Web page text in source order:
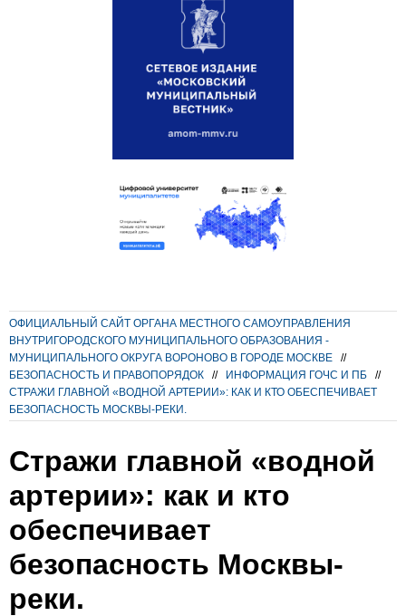
ОФИЦИАЛЬНЫЙ САЙТ ОРГАНА МЕСТНОГО САМОУПРАВЛЕНИЯ
ВНУТРИГОРОДСКОГО МУНИЦИПАЛЬНОГО ОБРАЗОВАНИЯ -
МУНИЦИПАЛЬНОГО ОКРУГА ВОРОНОВО В ГОРОДЕ МОСКВЕ
//
БЕЗОПАСНОСТЬ И ПРАВОПОРЯДОК
// ИНФОРМАЦИЯ ГОЧС И ПБ
//
СТРАЖИ ГЛАВНОЙ «ВОДНОЙ АРТЕРИИ»: КАК И КТО ОБЕСПЕЧИВАЕТ
БЕЗОПАСНОСТЬ МОСКВЫ-РЕКИ.
Стражи главной «водной
артерии»: как и кто
обеспечивает
безопасность Москвы-
реки.